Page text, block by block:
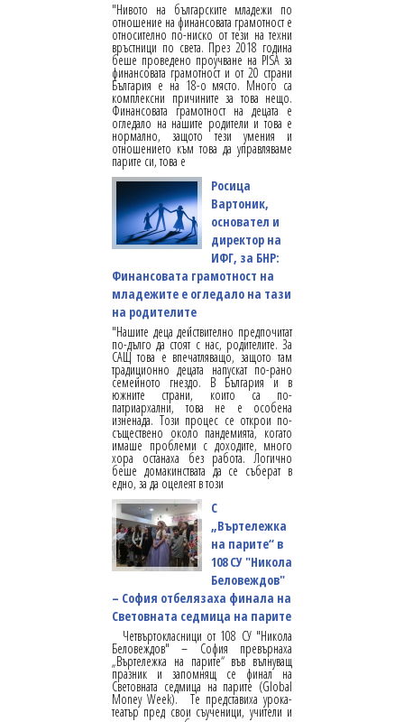
"Нивото на българските младежи по
отношение на финансовата грамотност е
относително по-ниско от тези на техни
връстници по света. През 2018 година
беше проведено проучване на PISA за
финансовата грамотност и от 20 страни
България е на 18-о място. Много са
комплексни причините за това нещо.
Финансовата грамотност на децата е
огледало на нашите родители и това е
нормално, защото тези умения и
отношението към това да управляваме
парите си, това е
Росица
Вартоник,
основател и
директор на
ИФГ, за БНР:
Финансовата грамотност на
младежите е огледало на тази
на родителите
"Нашите деца действително предпочитат
по-дълго да стоят с нас, родителите. За
САЩ това е впечатляващо, защото там
традиционно децата напускат по-рано
семейното гнездо. В България и в
южните страни, които са по-
патриархални, това не е особена
изненада. Този процес се открои по-
съществено около пандемията, когато
имаше проблеми с доходите, много
хора останаха без работа. Логично
беше домакинствата да се съберат в
едно, за да оцелеят в този
С
„Въртележка
на парите“ в
108 СУ "Никола
Беловеждов"
– София отбелязаха финала на
Световната седмица на парите
Четвъртокласници от 108 СУ "Никола
Беловеждов" – София превърнаха
„Въртележка на парите“ във вълнуващ
празник и запомнящ се финал на
Световната седмица на парите (Global
Money Week). Те представиха урока-
театър пред свои съученици, учители и